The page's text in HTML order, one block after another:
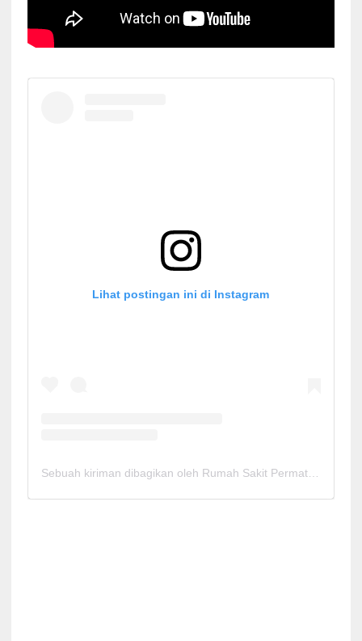
Lihat postingan ini di Instagram
Sebuah kiriman dibagikan oleh Rumah Sakit Permata Cirebon (@rspermatacirebon)